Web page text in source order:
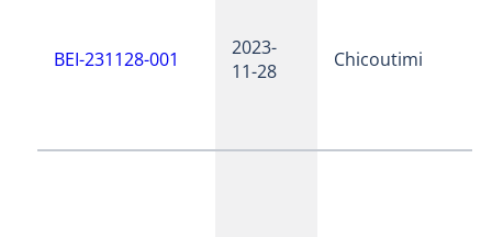
BEI-231128-001
2023-
11-28
Chicoutimi